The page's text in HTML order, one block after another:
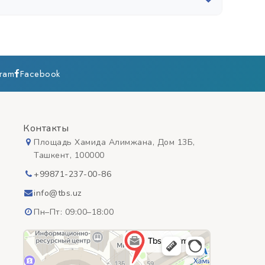
Facebook
Контакты
Площадь Хамида Алимжана, Дом 13Б,
Ташкент, 100000
+99871-237-00-86
info@tbs.uz
Пн–Пт: 09:00–18:00